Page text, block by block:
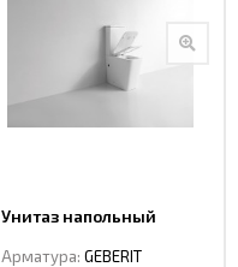
Унитаз напольный
Арматура: GEBERIT